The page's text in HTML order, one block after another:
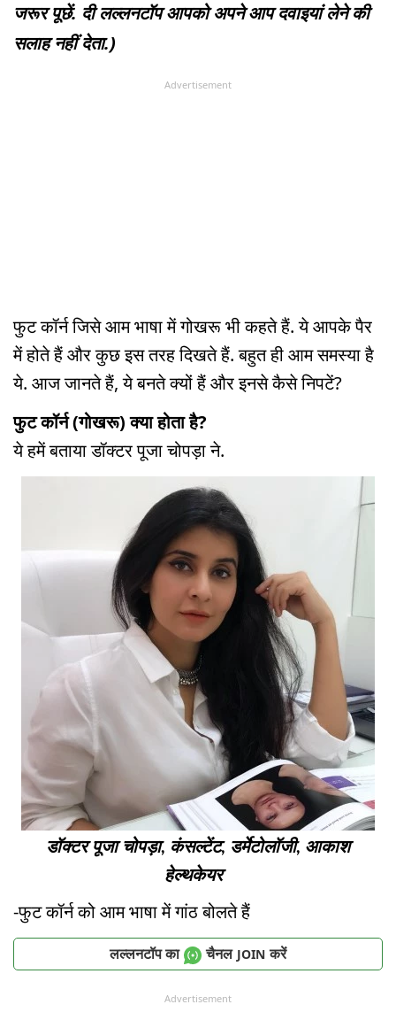
जरूर पूछें. दी लल्लनटॉप आपको अपने आप दवाइयां लेने की
सलाह नहीं देता.)
Advertisement
फुट कॉर्न जिसे आम भाषा में गोखरू भी कहते हैं. ये आपके पैर
में होते हैं और कुछ इस तरह दिखते हैं. बहुत ही आम समस्या है
ये. आज जानते हैं, ये बनते क्यों हैं और इनसे कैसे निपटें?
फुट कॉर्न (गोखरू) क्या होता है?
ये हमें बताया डॉक्टर पूजा चोपड़ा ने.
डॉक्टर पूजा चोपड़ा, कंसल्टेंट, डर्मेटोलॉजी, आकाश
हेल्थकेयर
-फुट कॉर्न को आम भाषा में गांठ बोलते हैं
लल्लनटॉप का चैनल JOIN करें
Advertisement